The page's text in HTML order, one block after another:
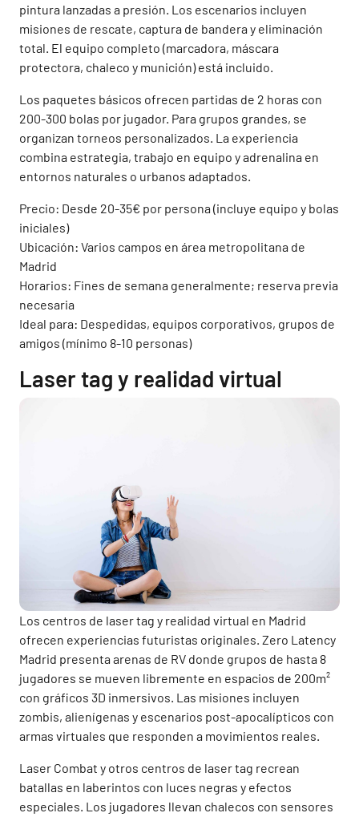
pintura lanzadas a presión. Los escenarios incluyen
misiones de rescate, captura de bandera y eliminación
total. El equipo completo (marcadora, máscara
protectora, chaleco y munición) está incluido.
Los paquetes básicos ofrecen partidas de 2 horas con
200-300 bolas por jugador. Para grupos grandes, se
organizan torneos personalizados. La experiencia
combina estrategia, trabajo en equipo y adrenalina en
entornos naturales o urbanos adaptados.
Precio: Desde 20-35€ por persona (incluye equipo y bolas
iniciales)
Ubicación: Varios campos en área metropolitana de
Madrid
Horarios: Fines de semana generalmente; reserva previa
necesaria
Ideal para: Despedidas, equipos corporativos, grupos de
amigos (mínimo 8-10 personas)
Laser tag y realidad virtual
Los centros de laser tag y realidad virtual en Madrid
ofrecen experiencias futuristas originales. Zero Latency
Madrid presenta arenas de RV donde grupos de hasta 8
jugadores se mueven libremente en espacios de 200m²
con gráficos 3D inmersivos. Las misiones incluyen
zombis, alienígenas y escenarios post-apocalípticos con
armas virtuales que responden a movimientos reales.
Laser Combat y otros centros de laser tag recrean
batallas en laberintos con luces negras y efectos
especiales. Los jugadores llevan chalecos con sensores